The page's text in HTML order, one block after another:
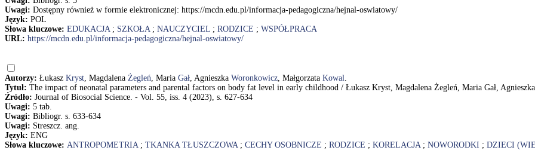
Uwagi: Dostępny również w formie elektronicznej: https://mcdn.edu.pl/informacja-pedagogiczna/hejnal-oswiatowy/
Język: POL
Słowa kluczowe: EDUKACJA; SZKOŁA; NAUCZYCIEL ; RODZICE ; WSPÓŁPRACA
URL: https://mcdn.edu.pl/informacja-pedagogiczna/hejnal-oswiatowy/
Autorzy: Łukasz Kryst, Magdalena Żegleń, Maria Gał, Agnieszka Woronkowicz, Małgorzata Kowal.
Tytuł: The impact of neonatal parameters and parental factors on body fat level in early childhood / Łukasz Kryst, Magdalena Żegleń, Maria Gał,
Źródło: Journal of Biosocial Science. - Vol. 55, iss. 4 (2023), s. 627-634
Uwagi: 5 tab.
Uwagi: Bibliogr. s. 633-634
Uwagi: Streszcz. ang.
Język: ENG
Słowa kluczowe: ANTROPOMETRIA; TKANKA TŁUSZCZOWA; CECHY OSOBNICZE ; RODZICE ; KORELACJA; NOWORODKI ; DZIECI